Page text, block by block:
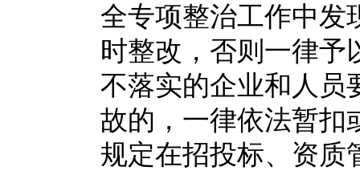
全专项整治工作中发
时整改，否则一律予
不落实的企业和人员
故的，一律依法暂扣
规定在招投标、资质